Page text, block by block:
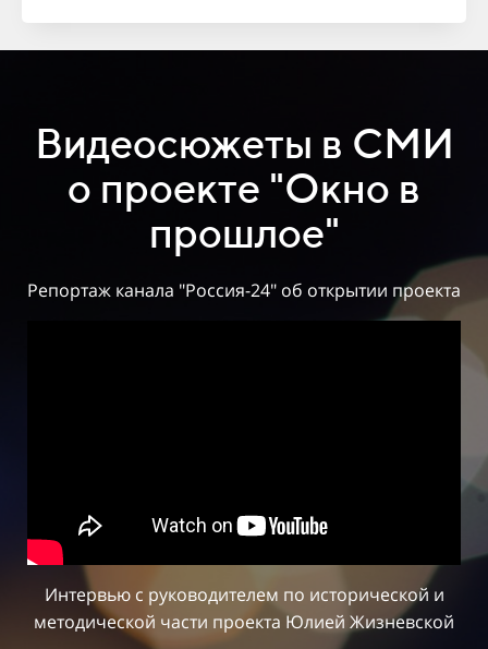
Видеосюжеты в СМИ
о проекте "Окно в
прошлое"
Репортаж канала "Россия-24" об открытии проекта
Интервью с руководителем по исторической и
методической части проекта Юлией Жизневской